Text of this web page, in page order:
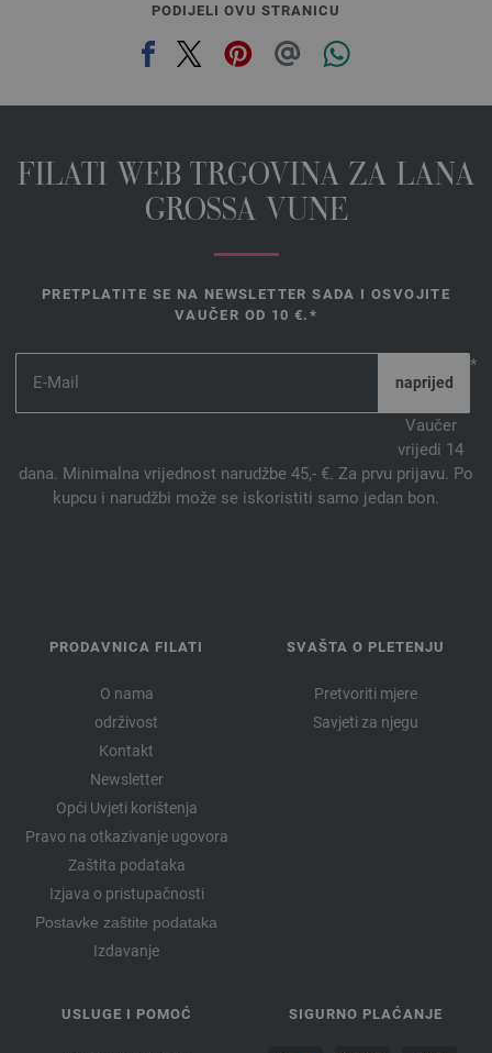
PODIJELI OVU STRANICU
FILATI WEB TRGOVINA ZA LANA
GROSSA VUNE
PRETPLATITE SE NA NEWSLETTER SADA I OSVOJITE
VAUČER OD 10 €.*
*
Vaučer
vrijedi 14
dana. Minimalna vrijednost narudžbe 45,- €. Za prvu prijavu. Po
kupcu i narudžbi može se iskoristiti samo jedan bon.
PRODAVNICA FILATI
O nama
održivost
Kontakt
Newsletter
Opći Uvjeti korištenja
Pravo na otkazivanje ugovora
Zaštita podataka
Izjava o pristupačnosti
Postavke zaštite podataka
Izdavanje
SVAŠTA O PLETENJU
Pretvoriti mjere
Savjeti za njegu
USLUGE I POMOĆ SIGURNO PLAĆANJE